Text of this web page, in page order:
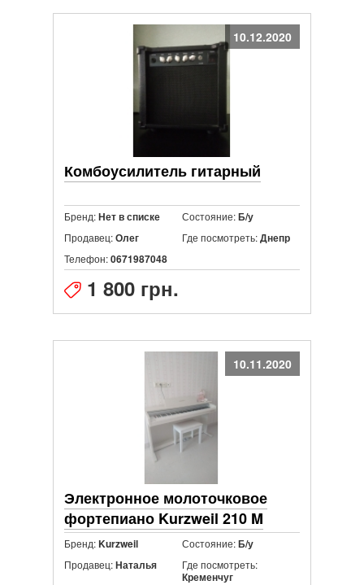
10.12.2020
Комбоусилитель гитарный
Бренд:Нет в списке Состояние:Б/у
Продавец:Олег Где посмотреть:Днепр
Телефон:0671987048
1 800 грн.
10.11.2020
Электронное молоточковое
фортепиано Kurzweil 210 M
Бренд:Kurzweil Состояние:Б/у
Продавец:Наталья
Где посмотреть:
Кременчуг